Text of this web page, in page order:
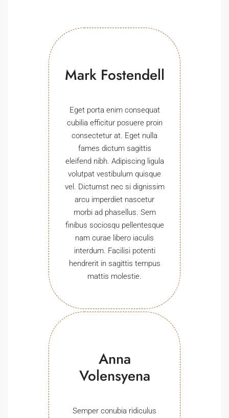
Mark Fostendell
Eget porta enim consequat
cubilia efficitur posuere proin
consectetur at. Eget nulla
fames dictum sagittis
eleifend nibh. Adipiscing ligula
volutpat vestibulum quisque
vel. Dictumst nec si dignissim
arcu imperdiet nascetur
morbi ad phasellus. Sem
finibus sociosqu pellentesque
nam curae libero iaculis
interdum. Facilisi potenti
hendrerit in sagittis tempus
mattis molestie.
Anna
Volensyena
Semper conubia ridiculus